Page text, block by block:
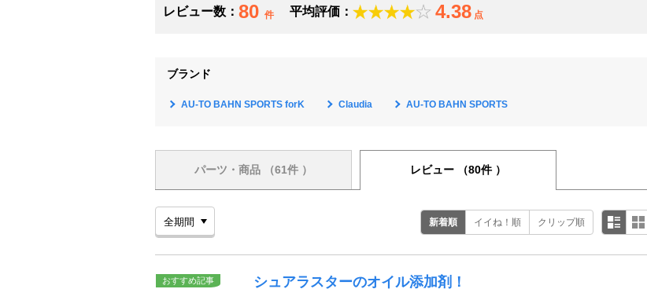
レビュー数： 80 件 平均評価： 4.38 点
ブランド
AU-TO BAHN SPORTS forK Claudia AU-TO BAHN SPORTS
パーツ・商品 （61件 ） レビュー （80件 ）
新着順 イイね！順 クリップ順
おすすめ記事 シュアラスターのオイル添加剤！